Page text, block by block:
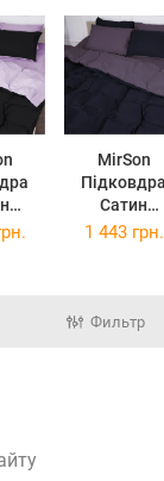
MirSon
Сатин
Premium
1 443 грн.
Фильтр